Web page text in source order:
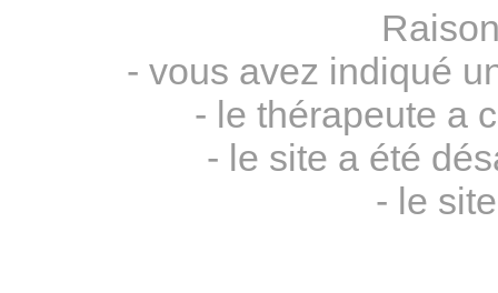
- vous avez indiqué
- le thérapeute a
- le site a été
- le